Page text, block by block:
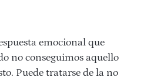
emocional que
no conseguimos aquello
Puede tratarse de la no